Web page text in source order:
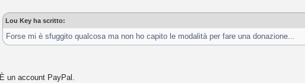
Lou Key ha scritto:
Forse mi è sfuggito qualcosa ma non ho capito le modalità per fare una donazione...
È un account PayPal.